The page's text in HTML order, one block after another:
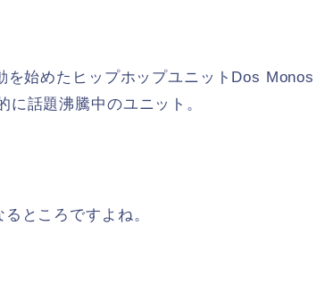
始めたヒップホップユニットDos Monos
話題沸騰中のユニット。
ところですよね。